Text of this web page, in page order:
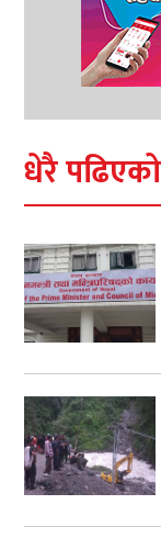
धेरै पढिएको